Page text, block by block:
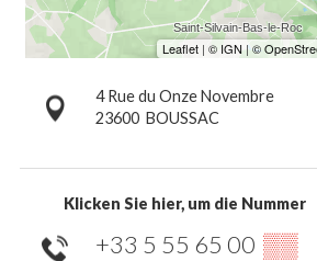
4 Rue du Onze Novembre
23600 BOUSSAC
Klicken Sie hier, um die Nummer
+33 5 55 65 00 ▒▒